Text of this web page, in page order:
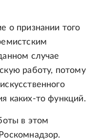
о признании того
случае
работу, потому
каких-то функций.
в этом